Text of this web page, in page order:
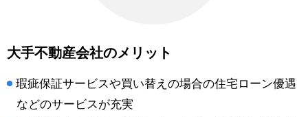
大手不動産会社のメリット
瑕疵保証サービスや買い替えの場合の住宅ローン優遇
などのサービスが充実